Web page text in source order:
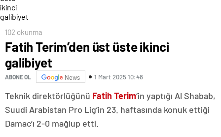
102 okunma
Fatih Terim’den üst üste ikinci
galibiyet
ABONE OL News 1 Mart 2025 10:48
Teknik direktörlüğünü Fatih Terim‘in yaptığı Al Shabab,
Suudi Arabistan Pro Lig’in 23. haftasında konuk ettiği
Damac’ı 2-0 mağlup etti.